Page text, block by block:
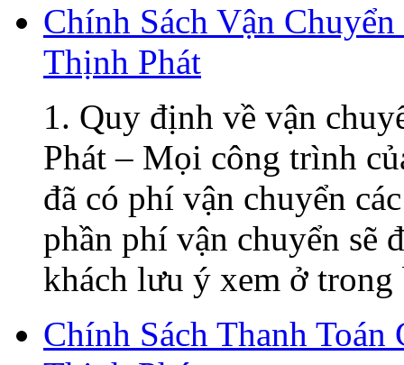
Chính Sách Vận
Thịnh Phát
1. Quy định về vận
Phát – Mọi công trình
đã có phí vận chuyển
phần phí vận chuyển sẽ
khách lưu ý xem ở trong
Chính Sách Thanh Toán